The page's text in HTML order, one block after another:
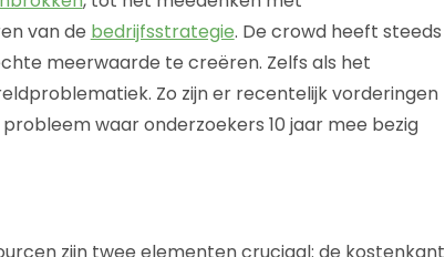
van de bedrijfsstrategie. De crowd heeft steeds
meerwaarde te creëren. Zelfs als het
Zo zijn er recentelijk vorderingen
probleem waar onderzoekers 10 jaar mee bezig
zijn twee elementen cruciaal: de kostenkant